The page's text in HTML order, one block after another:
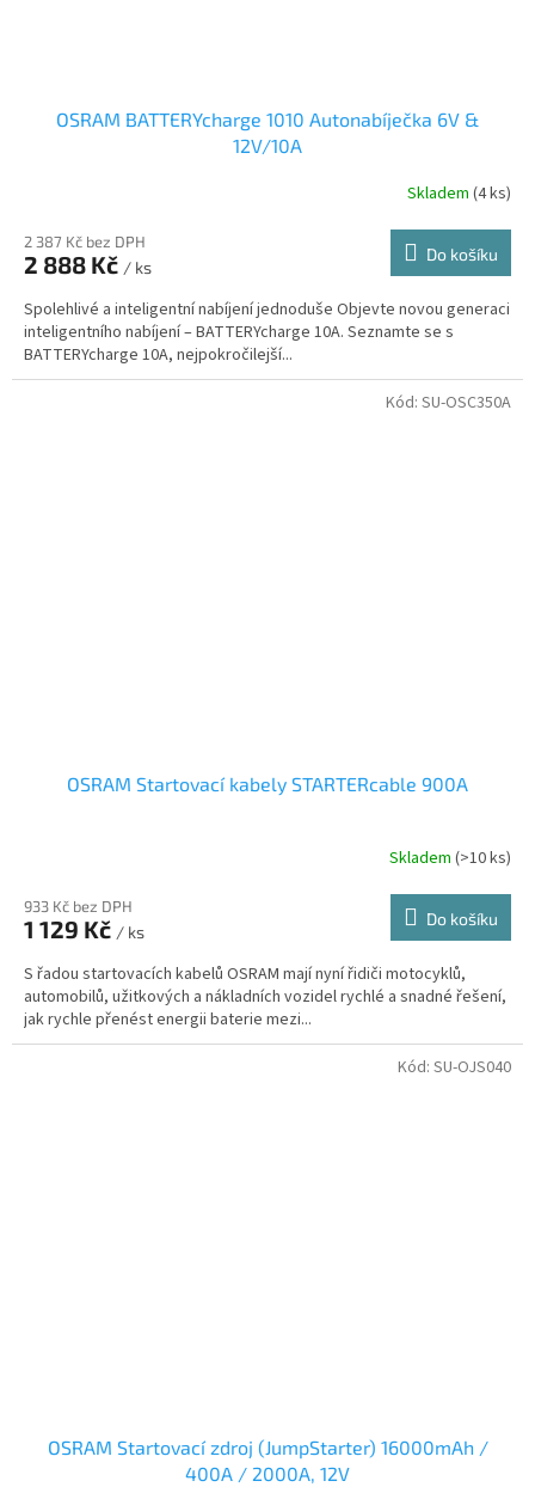
OSRAM BATTERYcharge 1010 Autonabíječka 6V &
12V/10A
Skladem (4 ks)
2 387 Kč bez DPH
2 888 Kč / ks
Do košíku
Spolehlivé a inteligentní nabíjení jednoduše Objevte novou generaci
inteligentního nabíjení – BATTERYcharge 10A. Seznamte se s
BATTERYcharge 10A, nejpokročilejší...
OSRAM Startovací kabely STARTERcable 900A
Skladem (>10 ks)
933 Kč bez DPH
1 129 Kč / ks
Do košíku
S řadou startovacích kabelů OSRAM mají nyní řidiči motocyklů,
automobilů, užitkových a nákladních vozidel rychlé a snadné řešení,
jak rychle přenést energii baterie mezi...
Kód: SU-OSC350A
OSRAM Startovací zdroj (JumpStarter) 16000mAh /
400A / 2000A, 12V
Kód: SU-OJS040